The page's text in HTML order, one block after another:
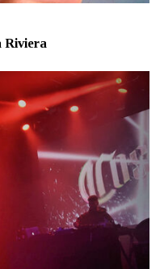
Riviera